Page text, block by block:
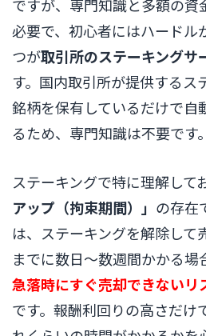
ですが、専門知識と多額の
必要で、初心者にはハードル
つが取引所のステーキングサ
す。国内取引所が提供するス
銘柄を保有しているだけで自
るため、専門知識は不要です。
ステーキングで特に理解して
アップ（拘束期間）」 の存在
は、ステーキングを解除して
までに数日〜数週間かかる場
急落時にすぐ売却できないリ
です。報酬利回りの高さだけ